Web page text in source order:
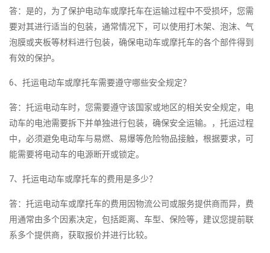
答：是的，为了保护电动车或摩托车在运输过程中不受损坏，您需
要对其进行适当的包装，通常情况下，可以使用打木架、泡沫、气
泡膜或夹板等材料进行包装，确保电动车或摩托车的各个部件得到
有效的保护。
6、托运电动车或摩托车需要遵守哪些安全规定？
答：托运电动车时，您需要遵守该国家或地区的相关安全规定，电
动车的电池需要拆下并单独进行包装，确保安全运输。，托运过程
中，必须避免电动车与易燃、易爆等危险物品接触，根据要求，可
能需要将电动车的电源断开或锁定。
7、托运电动车或摩托车的费用是多少？
答：托运电动车或摩托车的费用因物流公司或服务提供商而异，费
用通常由多个因素决定，包括距离、车型、保险等，建议您提前联
系多个提供商，获取报价并进行比较。